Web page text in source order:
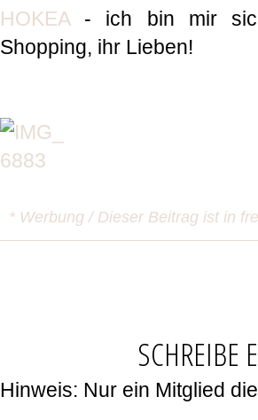
HOKEA- ich bin mir
Shopping, ihr Lieben!
* Werbung / Dieser Beitrag ist in
SCHREIBE
Hinweis: Nur ein Mitglied